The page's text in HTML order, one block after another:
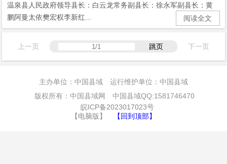
温泉县人民政府领导县长：白云龙常务副县长：徐永军副县长：黄
鹏阿曼太依樊宏权李新红...
阅读全文
上一页 跳页 下一页
主办单位：中国县域 运行维护单位：中国县域
版权所有：中国县域网 中国县域QQ:1581746470
皖ICP备2023017023号
【电脑版】
【回到顶部】